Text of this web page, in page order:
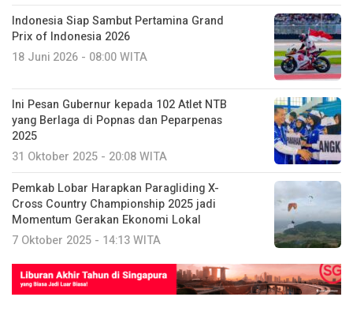
Indonesia Siap Sambut Pertamina Grand
Prix of Indonesia 2026
18 Juni 2026 - 08:00 WITA
Ini Pesan Gubernur kepada 102 Atlet NTB
yang Berlaga di Popnas dan Peparpenas
2025
31 Oktober 2025 - 20:08 WITA
Pemkab Lobar Harapkan Paragliding X-
Cross Country Championship 2025 jadi
Momentum Gerakan Ekonomi Lokal
7 Oktober 2025 - 14:13 WITA